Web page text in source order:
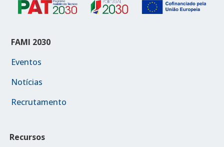
FAMI 2030
Eventos
Notícias
Recrutamento
Recursos